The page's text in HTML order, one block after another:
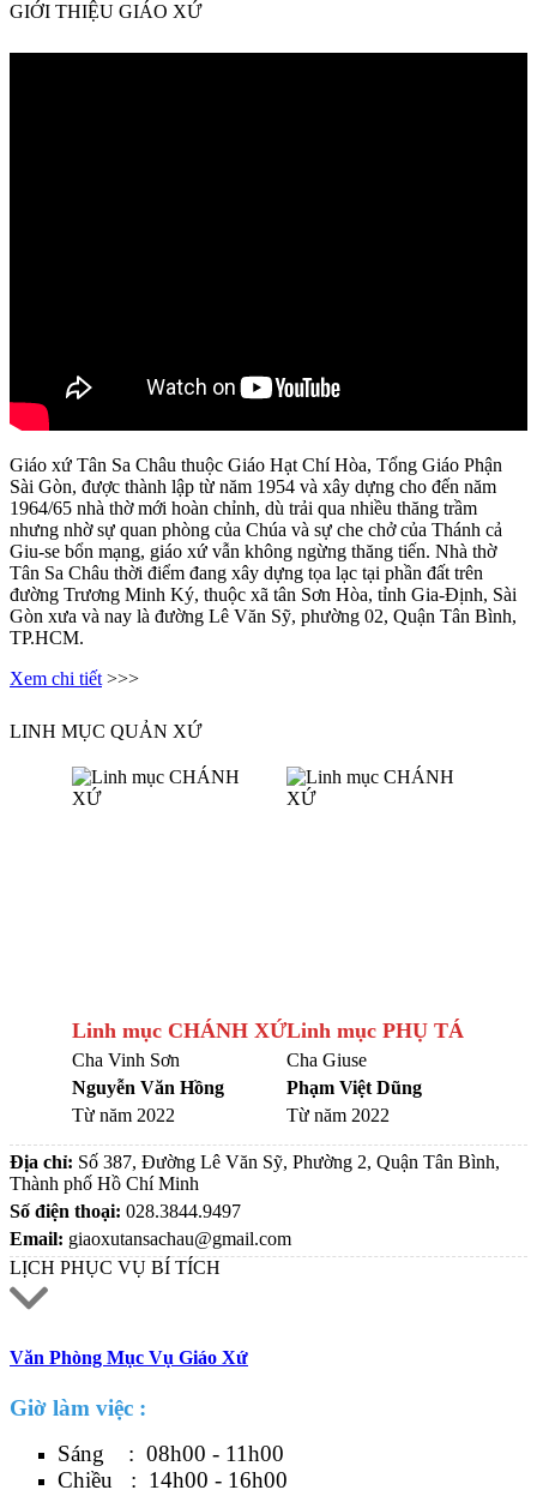
GIỚI THIỆU GIÁO XỨ
Giáo xứ Tân Sa Châu thuộc Giáo Hạt Chí Hòa, Tổng Giáo Phận
Sài Gòn, được thành lập từ năm 1954 và xây dựng cho đến năm
1964/65 nhà thờ mới hoàn chỉnh, dù trải qua nhiều thăng trầm
nhưng nhờ sự quan phòng của Chúa và sự che chở của Thánh cả
Giu-se bổn mạng, giáo xứ vẫn không ngừng thăng tiến. Nhà thờ
Tân Sa Châu thời điểm đang xây dựng tọa lạc tại phần đất trên
đường Trương Minh Ký, thuộc xã tân Sơn Hòa, tỉnh Gia-Định, Sài
Gòn xưa và nay là đường Lê Văn Sỹ, phường 02, Quận Tân Bình,
TP.HCM.
Xem chi tiết >>>
LINH MỤC QUẢN XỨ
Linh mục CHÁNH XỨ
Cha Vinh Sơn
Nguyễn Văn Hồng
Từ năm 2022
Linh mục PHỤ TÁ
Cha Giuse
Phạm Việt Dũng
Từ năm 2022
Địa chỉ: Số 387, Đường Lê Văn Sỹ, Phường 2, Quận Tân Bình,
Thành phố Hồ Chí Minh
Số điện thoại: 028.3844.9497
Email: giaoxutansachau@gmail.com
LỊCH PHỤC VỤ BÍ TÍCH
Văn Phòng Mục Vụ Giáo Xứ
Giờ làm việc :
Sáng : 08h00 - 11h00
Chiều : 14h00 - 16h00